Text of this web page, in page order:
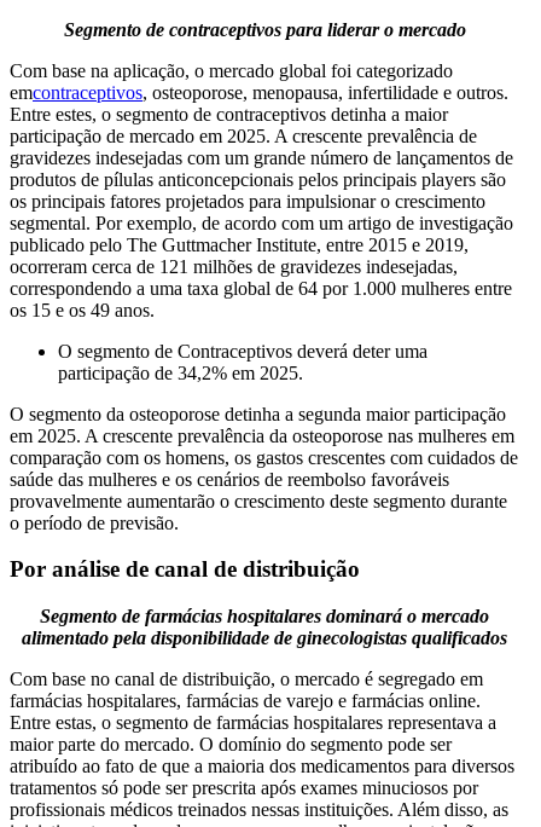
Segmento de contraceptivos para liderar o mercado
Com base na aplicação, o mercado global foi categorizado
emcontraceptivos, osteoporose, menopausa, infertilidade e outros.
Entre estes, o segmento de contraceptivos detinha a maior
participação de mercado em 2025. A crescente prevalência de
gravidezes indesejadas com um grande número de lançamentos de
produtos de pílulas anticoncepcionais pelos principais players são
os principais fatores projetados para impulsionar o crescimento
segmental. Por exemplo, de acordo com um artigo de investigação
publicado pelo The Guttmacher Institute, entre 2015 e 2019,
ocorreram cerca de 121 milhões de gravidezes indesejadas,
correspondendo a uma taxa global de 64 por 1.000 mulheres entre
os 15 e os 49 anos.
O segmento de Contraceptivos deverá deter uma
participação de 34,2% em 2025.
O segmento da osteoporose detinha a segunda maior participação
em 2025. A crescente prevalência da osteoporose nas mulheres em
comparação com os homens, os gastos crescentes com cuidados de
saúde das mulheres e os cenários de reembolso favoráveis ​​
provavelmente aumentarão o crescimento deste segmento durante
o período de previsão.
Por análise de canal de distribuição
Segmento de farmácias hospitalares dominará o mercado
alimentado pela disponibilidade de ginecologistas qualificados
Com base no canal de distribuição, o mercado é segregado em
farmácias hospitalares, farmácias de varejo e farmácias online.
Entre estas, o segmento de farmácias hospitalares representava a
maior parte do mercado. O domínio do segmento pode ser
atribuído ao fato de que a maioria dos medicamentos para diversos
tratamentos só pode ser prescrita após exames minuciosos por
profissionais médicos treinados nessas instituições. Além disso, as